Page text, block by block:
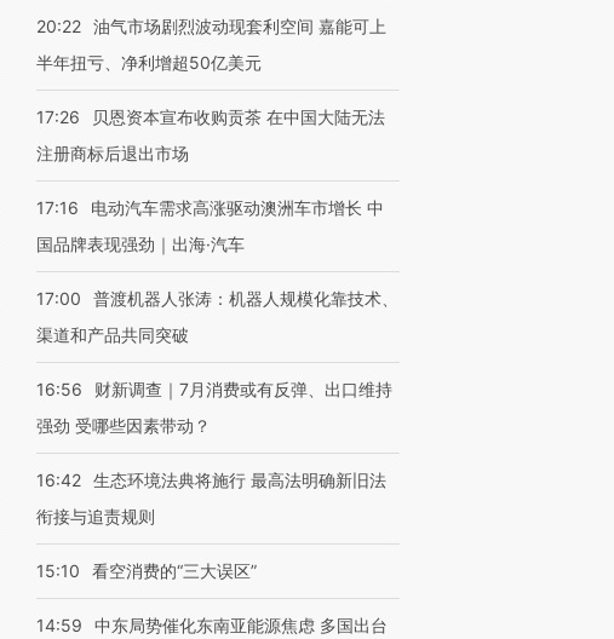
20:22 油气市场剧烈波动现套利空间 嘉能可上
半年扭亏、净利增超50亿美元
17:26
贝恩资本宣布收购贡茶 在中国大陆无法
注册商标后退出市场
17:16
电动汽车需求高涨驱动澳洲车市增长 中
国品牌表现强劲｜出海·汽车
17:00
普渡机器人张涛：机器人规模化靠技术、
渠道和产品共同突破
16:56
财新调查｜7月消费或有反弹、出口维持
强劲 受哪些因素带动？
16:42 生态环境法典将施行 最高法明确新旧法
衔接与追责规则
15:10 看空消费的“三大误区”
14:59
中东局势催化东南亚能源焦虑 多国出台